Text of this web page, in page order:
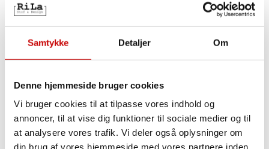
Samtykke Detaljer Om
Denne hjemmeside bruger cookies
Vi bruger cookies til at tilpasse vores indhold og
annoncer, til at vise dig funktioner til sociale medier og til
at analysere vores trafik. Vi deler også oplysninger om
din brug af vores hjemmeside med vores partnere inden
Paneler
Strik
Quilt Jersey
Uldjersey
Viscosejersey
Ensfarvet Viscosejersey
Printet Viscosejersey
Fast Stof